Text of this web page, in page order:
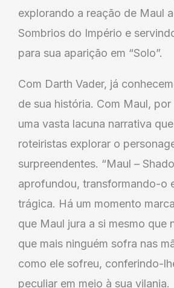
explorando a reação de Maul
Sombrios do Império e
para sua aparição em “Solo”.
Com Darth Vader, já
de sua história. Com Maul,
uma vasta lacuna narrativa
roteiristas explorar o
surpreendentes. “Maul –
aprofundou, transformando-o
trágica. Há um momento
que Maul jura a si mesmo que
que mais ninguém sofra nas
como ele sofreu, conferindo-
peculiar em meio à sua vilania.